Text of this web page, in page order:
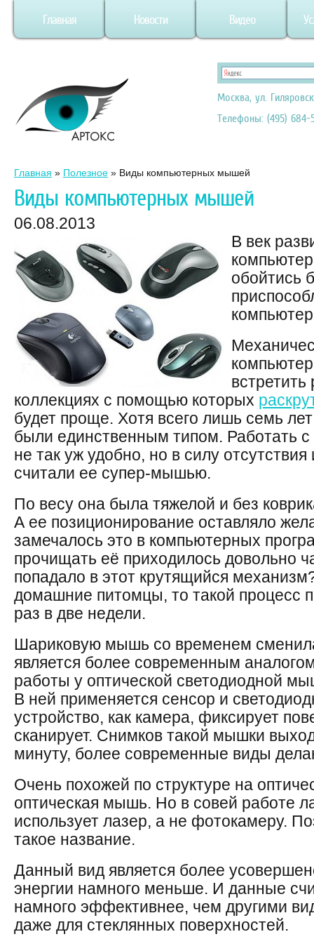
Главная Новости Видео
Москва, ул.
Телефоны: (495) 684-
Главная » Полезное » Виды компьютерных мышей
Виды компьютерных мышей
06.08.2013
В век
обойтись
встретить
коллекциях с помощью которых
будет проще. Хотя всего лишь семь
были единственным типом. Работать
не так уж удобно, но в силу
считали ее супер-мышью.
По весу она была тяжелой и без
А ее позиционирование оставляло
замечалось это в компьютерных
прочищать её приходилось довольно
попадало в этот крутящийся
домашние питомцы, то такой процесс
раз в две недели.
Шариковую мышь со временем
является более современным
работы у оптической светодиодной
В ней применяется сенсор и
устройство, как камера, фиксирует
сканирует. Снимков такой мышки
минуту, более современные виды
Очень похожей по структуре на
оптическая мышь. Но в совей работе
использует лазер, а не фотокамеру.
такое название.
Данный вид является более
энергии намного меньше. И данные
намного эффективнее, чем другими
даже для стеклянных поверхностей.